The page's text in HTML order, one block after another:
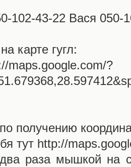
102-43-22 Вася 050-
карте гугл:
maps.google.com/?
получению
тут http://
раза мышкой на